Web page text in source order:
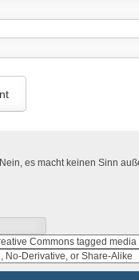
Nein, es macht keinen Sinn